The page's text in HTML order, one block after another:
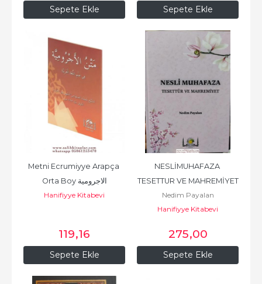
Sepete Ekle Sepete Ekle
Sepete Ekle
Metni Ecrumiyye Arapça
Orta Boy الاجرومية
Hanifiyye Kitabevi
119,16
Sepete Ekle
NESLİMUHAFAZA
TESETTUR VE MAHREMİYET
Nedim Payalan
Hanifiyye Kitabevi
275,00